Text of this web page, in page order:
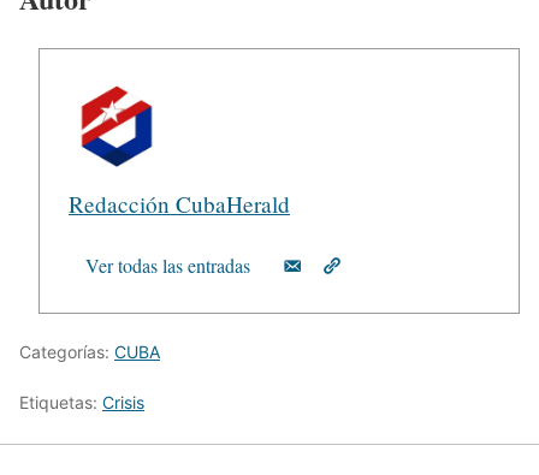
Redacción CubaHerald
Ver todas las entradas
Categorías: CUBA
Etiquetas: Crisis